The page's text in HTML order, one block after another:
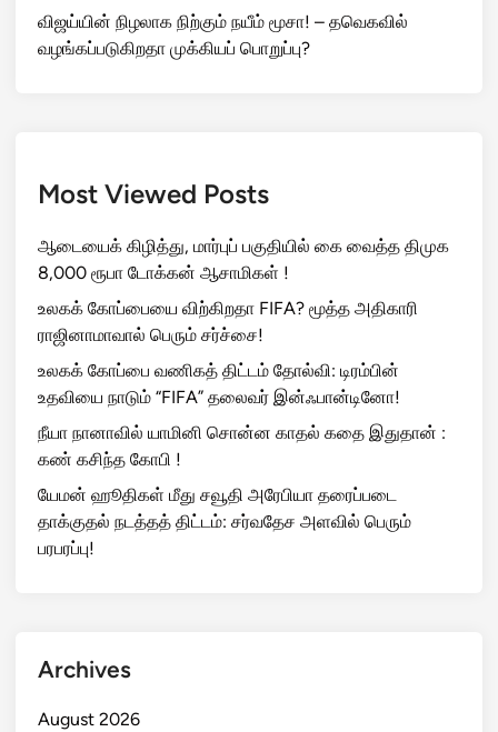
விஜய்யின் நிழலாக நிற்கும் நயீம் மூசா! – தவெகவில்
வழங்கப்படுகிறதா முக்கியப் பொறுப்பு?
Most Viewed Posts
ஆடையைக் கிழித்து, மார்புப் பகுதியில் கை வைத்த திமுக
8,000 ரூபா டோக்கன் ஆசாமிகள் !
உலகக் கோப்பையை விற்கிறதா FIFA? மூத்த அதிகாரி
ராஜினாமாவால் பெரும் சர்ச்சை!
உலகக் கோப்பை வணிகத் திட்டம் தோல்வி: டிரம்பின்
உதவியை நாடும் “FIFA” தலைவர் இன்ஃபான்டினோ!
நீயா நானாவில் யாமினி சொன்ன காதல் கதை இதுதான் :
கண் கசிந்த கோபி !
யேமன் ஹூதிகள் மீது சவூதி அரேபியா தரைப்படை
தாக்குதல் நடத்தத் திட்டம்: சர்வதேச அளவில் பெரும்
பரபரப்பு!
Archives
August 2026